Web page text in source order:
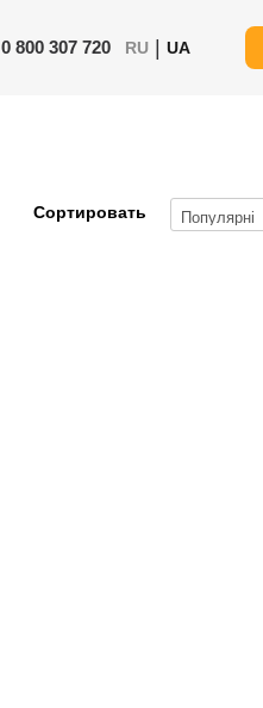
0 800 307 720 RU | UA
Сортировать